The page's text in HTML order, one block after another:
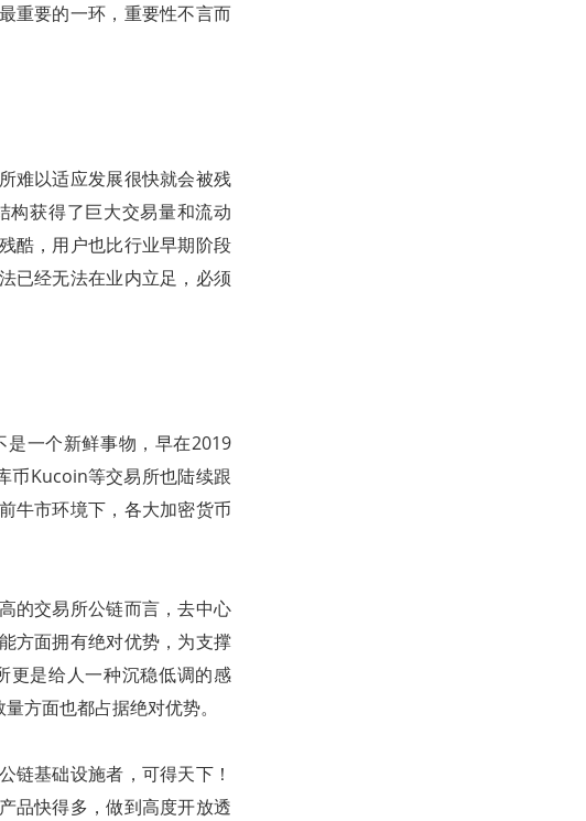
重要的一环，重要性不言而
难以适应发展很快就会被残
构获得了巨大交易量和流动
酷，用户也比行业早期阶段
已经无法在业内立足，必须
一个新鲜事物，早在2019
币Kucoin等交易所也陆续跟
牛市环境下，各大加密货币
的交易所公链而言，去中心
方面拥有绝对优势，为支撑
更是给人一种沉稳低调的感
方面也都占据绝对优势。
链基础设施者，可得天下！
品快得多，做到高度开放透